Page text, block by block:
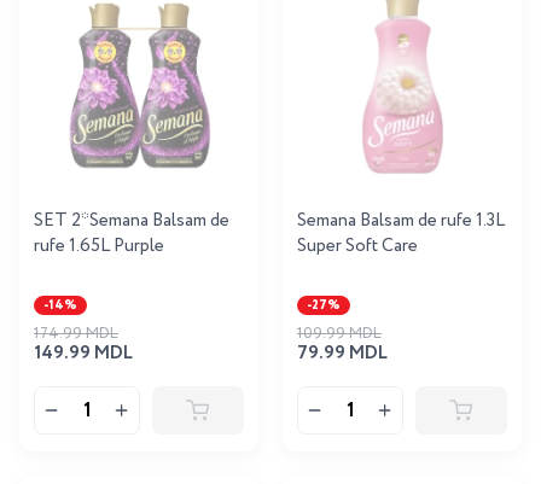
SET 2*Semana Balsam de
rufe 1.65L Purple
-14%
149.99 MDL
174.99 MDL
Semana Balsam de rufe 1.3L
Super Soft Care
-27%
79.99 MDL
109.99 MDL